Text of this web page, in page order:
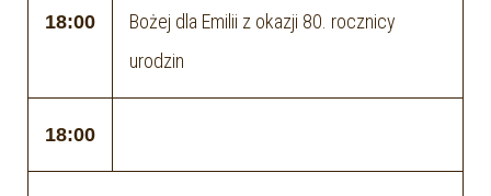
18:00
Bożej dla Emilii z okazji 80. rocznicy
urodzin
18:00